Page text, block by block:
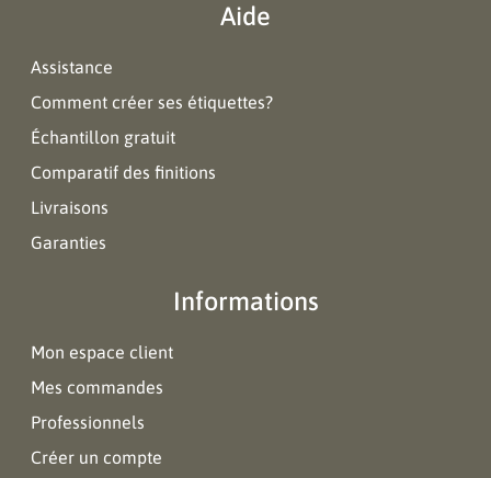
Aide
Assistance
Comment créer ses étiquettes?
Échantillon gratuit
Comparatif des finitions
Livraisons
Garanties
Informations
Mon espace client
Mes commandes
Professionnels
Créer un compte